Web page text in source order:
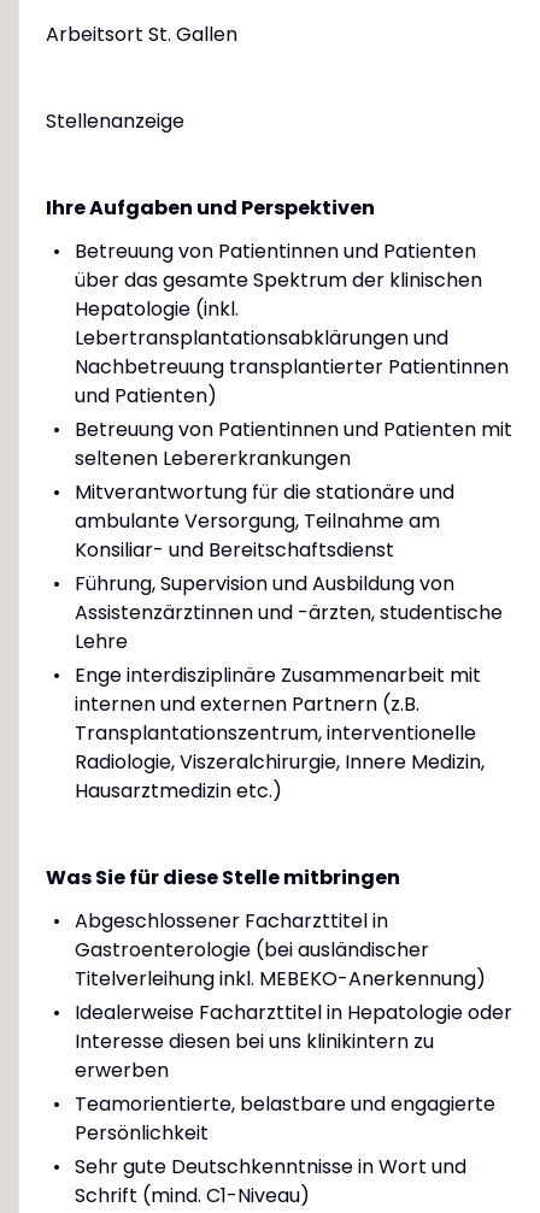
Arbeitsort St. Gallen
Stellenanzeige
Ihre Aufgaben und Perspektiven
Betreuung von Patientinnen und Patienten
über das gesamte Spektrum der klinischen
Hepatologie (inkl.
Lebertransplantationsabklärungen und
Nachbetreuung transplantierter Patientinnen
und Patienten)
Betreuung von Patientinnen und Patienten mit
seltenen Lebererkrankungen
Mitverantwortung für die stationäre und
ambulante Versorgung, Teilnahme am
Konsiliar- und Bereitschaftsdienst
Führung, Supervision und Ausbildung von
Assistenzärztinnen und -ärzten, studentische
Lehre
Enge interdisziplinäre Zusammenarbeit mit
internen und externen Partnern (z.B.
Transplantationszentrum, interventionelle
Radiologie, Viszeralchirurgie, Innere Medizin,
Hausarztmedizin etc.)
Was Sie für diese Stelle mitbringen
Abgeschlossener Facharzttitel in
Gastroenterologie (bei ausländischer
Titelverleihung inkl. MEBEKO-Anerkennung)
Idealerweise Facharzttitel in Hepatologie oder
Interesse diesen bei uns klinikintern zu
erwerben
Teamorientierte, belastbare und engagierte
Persönlichkeit
Sehr gute Deutschkenntnisse in Wort und
Schrift (mind. C1-Niveau)